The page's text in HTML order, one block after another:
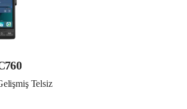
Telsiz